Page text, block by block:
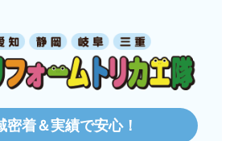
ものおきさん
26日 18:45
ーズに注文できましたか？
絡や対応は適切でしたか？
密着＆実績で安心！